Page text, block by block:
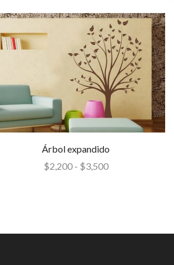
Árbol expandido
$2,200 - $3,500